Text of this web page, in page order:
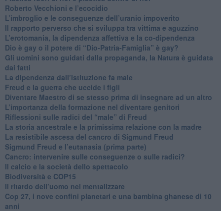
​Roberto Vecchioni e l’ecocidio
​L’imbroglio e le conseguenze dell’uranio impoverito
​Il rapporto perverso che si sviluppa tra vittima e aguzzino
L’erotomania, la dipendenza affettiva e la co-dipendenza
​Dio è gay o il potere di “Dio-Patria-Famiglia” è gay?
​Gli uomini sono guidati dalla propaganda, la Natura è guidata
dai fatti
La dipendenza dall’istituzione fa male
​Freud e la guerra che uccide i figli
​Diventare Maestro di se stesso prima di insegnare ad un altro
L’importanza della formazione nel diventare genitori
Riflessioni sulle radici del “male” di Freud
​La storia ancestrale e la primissima relazione con la madre
​La resistibile ascesa del cancro di Sigmund Freud
Sigmund Freud e l’eutanasia (prima parte)
Cancro: intervenire sulle conseguenze o sulle radici?
​Il calcio e la società dello spettacolo
Biodiversità e COP15
​Il ritardo dell’uomo nel mentalizzare
​Cop 27, i nove confini planetari e una bambina ghanese di 10
anni